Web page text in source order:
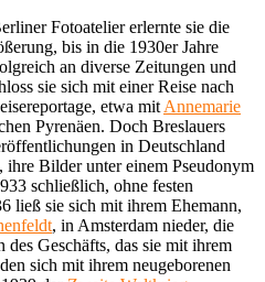
Fotoatelier erlernte sie die
bis in die 1930er Jahre
an diverse Zeitungen und
sie sich mit einer Reise nach
etwa mit Annemarie
Pyrenäen. Doch Breslauers
in Deutschland
Bilder unter einem Pseudonym
schließlich, ohne festen
ließ sie sich mit ihrem Ehemann,
, in Amsterdam nieder, die
Geschäfts, das sie mit ihrem
sich mit ihrem neugeborenen